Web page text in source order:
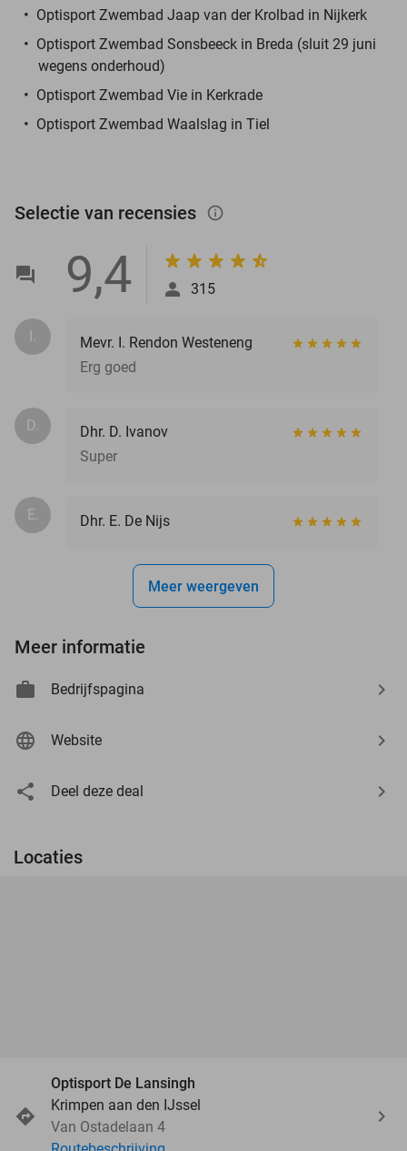
Optisport Zwembad Jaap van der Krolbad in Nijkerk
Optisport Zwembad Sonsbeeck in Breda (sluit 29 juni
wegens onderhoud)
Optisport Zwembad Vie in Kerkrade
Optisport Zwembad Waalslag in Tiel
Selectie van recensies info_outlined
9,4 315
I.
Mevr. I. Rendon Westeneng
Erg goed
D.
Dhr. D. Ivanov
Super
E. Dhr. E. De Nijs
Meer weergeven
Meer informatie
Bedrijfspagina
Website
Deel deze deal
Locaties
Optisport De Lansingh
Krimpen aan den IJssel
Van Ostadelaan 4